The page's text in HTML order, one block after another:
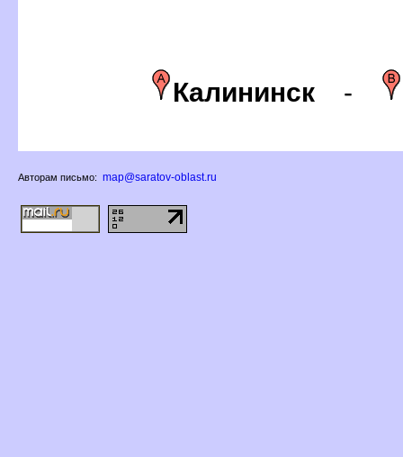
Калининск -
Авторам письмо: map@saratov-oblast.ru